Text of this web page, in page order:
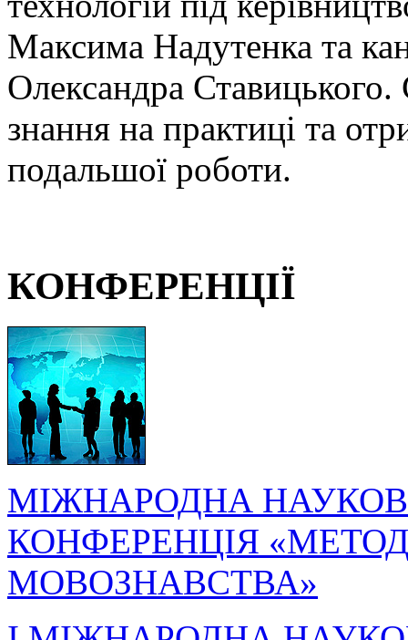
Максима Надутенка та
Олександра Ставицького.
знання на практиці та
подальшої роботи.
КОНФЕРЕНЦІЇ
МІЖНАРОДНА
КОНФЕРЕНЦІЯ
МОВОЗНАВСТВА»